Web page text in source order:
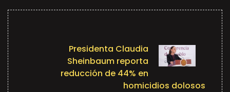
Presidenta Claudia
Sheinbaum reporta
reducción de 44% en
homicidios dolosos